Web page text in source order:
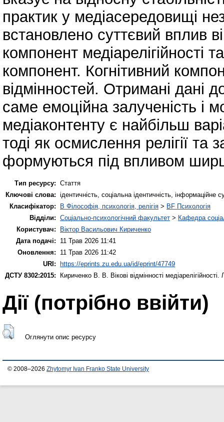
практик у медіасередовищі
встановлено суттєвий вплив
компонент медіарелігійності
компонент. Когнітивний
відмінностей. Отримані дані
саме емоційна залученість і
медіаконтенту є найбільш
тоді як осмислення релігії та
формуються під впливом
Тип ресурсу: Стаття
Ключові слова: ідентичність, соціальна ідентичність, інформаційне
Класифікатор:
B Філософія, психологія, релігія > BF Психологія
Відділи: Соціально-психологічний факультет > Кафедра
Користувач:
Віктор Васильович Кириченко
Дата подачі:
11 Трав 2026 11:41
Оновлення:
11 Трав 2026 11:42
URI: https://eprints.zu.edu.ua/id/eprint/47749
ДСТУ 8302:2015:
Кириченко В. В. Вікові відмінності медіарелігійності.
Дії ​​(потрібно ввійти)
Оглянути опис ресурсу
© 2008–2026 Zhytomyr Ivan Franko State University